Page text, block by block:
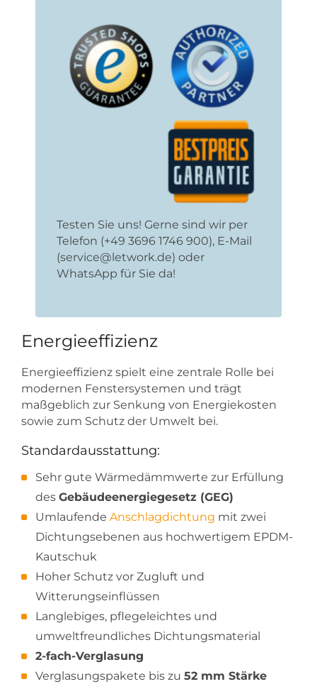
Testen Sie uns! Gerne sind wir per
Telefon (+49 3696 1746 900), E-Mail
(service@letwork.de) oder
WhatsApp für Sie da!
Energieeffizienz
Energieeffizienz spielt eine zentrale Rolle bei
modernen Fenstersystemen und trägt
maßgeblich zur Senkung von Energiekosten
sowie zum Schutz der Umwelt bei.
Standardausstattung:
Sehr gute Wärmedämmwerte zur Erfüllung
des Gebäudeenergiegesetz (GEG)
Umlaufende Anschlagdichtung mit zwei
Dichtungsebenen aus hochwertigem EPDM-
Kautschuk
Hoher Schutz vor Zugluft und
Witterungseinflüssen
Langlebiges, pflegeleichtes und
umweltfreundliches Dichtungsmaterial
2-fach-Verglasung
Verglasungspakete bis zu 52 mm Stärke